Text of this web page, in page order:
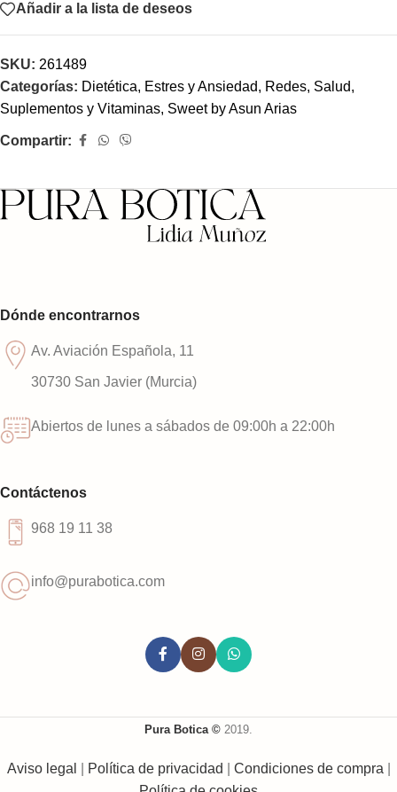
Añadir a la lista de deseos
SKU: 261489
Categorías: Dietética, Estres y Ansiedad, Redes, Salud,
Suplementos y Vitaminas, Sweet by Asun Arias
Compartir:
Dónde encontrarnos
Av. Aviación Española, 11
30730 San Javier (Murcia)
Abiertos de lunes a sábados de 09:00h a 22:00h
Contáctenos
968 19 11 38
info@purabotica.com
Pura Botica © 2019.
Aviso legal Política de privacidad Condiciones de compra